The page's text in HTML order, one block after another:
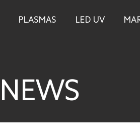
PLASMAS LED UV
NEWS